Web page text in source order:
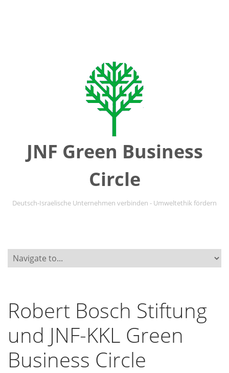
JNF Green Business
Circle
Deutsch-Israelische Unternehmen verbinden - Umweltethik fördern
Robert Bosch Stiftung
und JNF-KKL Green
Business Circle